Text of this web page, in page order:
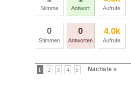
Stimme Antwort Aufrufe
0
Stimmen
0
Antworten
4.0k
Aufrufe
1 2 3 4 5 Nächste »